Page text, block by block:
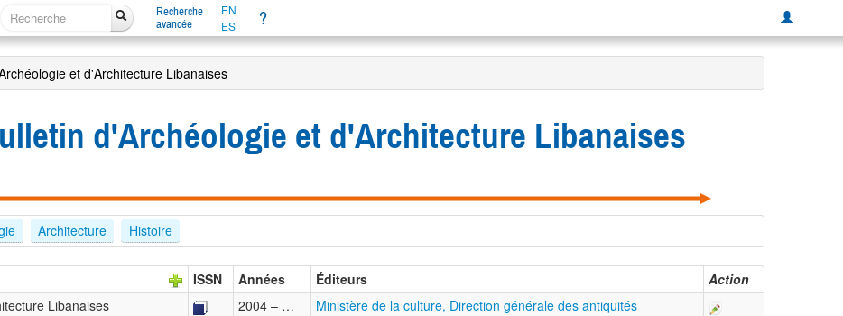
Recherche
avancée
EN
ES
?
et d'Architecture Libanaises
d'Archéologie et d'Architecture Libanaises
Architecture Histoire
ISSN Années Éditeurs
Action
Libanaises
2004 – … Ministère de la culture, Direction générale des antiquités